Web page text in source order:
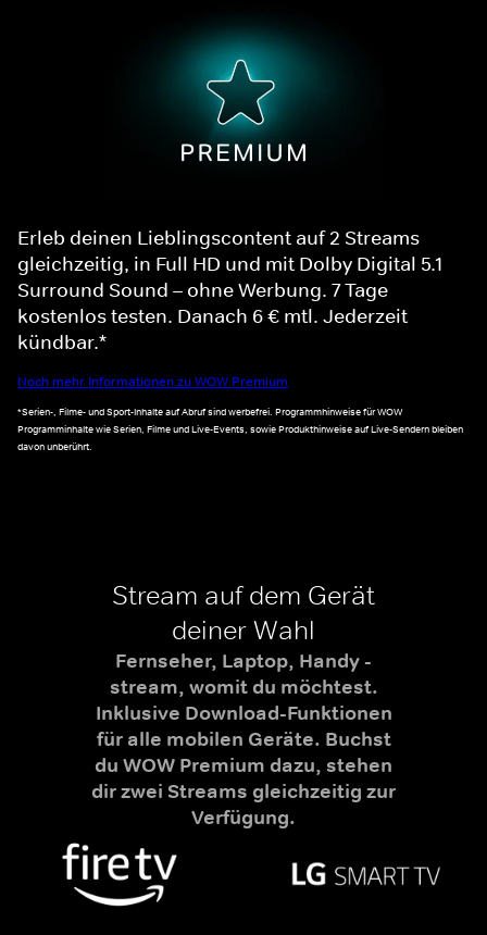
Erleb deinen Lieblingscontent auf 2 Streams
gleichzeitig, in Full HD und mit Dolby Digital 5.1
Surround Sound – ohne Werbung. 7 Tage
kostenlos testen. Danach 6 € mtl. Jederzeit
kündbar.*
Noch mehr Informationen zu WOW Premium
*Serien-, Filme- und Sport-Inhalte auf Abruf sind werbefrei. Programmhinweise für WOW
Programminhalte wie Serien, Filme und Live-Events, sowie Produkthinweise auf Live-Sendern bleiben
davon unberührt.
Stream auf dem Gerät
deiner Wahl
Fernseher, Laptop, Handy -
stream, womit du möchtest.
Inklusive Download-Funktionen
für alle mobilen Geräte. Buchst
du WOW Premium dazu, stehen
dir zwei Streams gleichzeitig zur
Verfügung.